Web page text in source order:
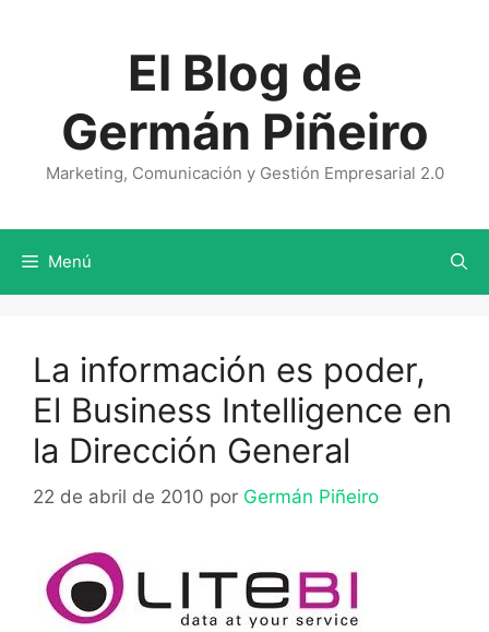
El Blog de
Germán Piñeiro
Marketing, Comunicación y Gestión Empresarial 2.0
Menú
La información es poder,
El Business Intelligence en
la Dirección General
22 de abril de 2010 por Germán Piñeiro